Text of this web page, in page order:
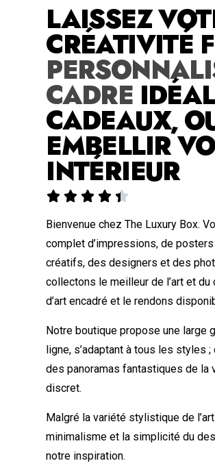
LAISSEZ
CRÉATIVITÉ
CADRE
CADEAUX,
EMBELLIR
INTÉRIEUR
    
Bienvenue chez The Luxury Box.
complet d’impressions, de
créatifs, des designers et des
collectons le meilleur de l’art et
d’art encadré et le rendons
Notre boutique propose une large
ligne, s’adaptant à tous les styles
des panoramas fantastiques de la
discret.
Malgré la variété stylistique de
minimalisme et la simplicité du
notre inspiration.